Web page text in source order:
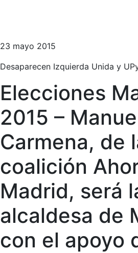
23 mayo 2015
Desaparecen Izquierda Unida y
Elecciones
2015 –
Carmena, de
coalición
Madrid, será
alcaldesa de
con el apoyo